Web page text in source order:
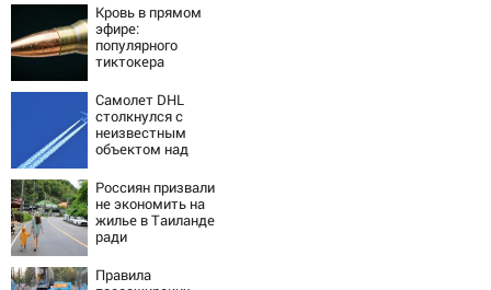
Кровь в прямом
эфире:
популярного
тиктокера
ресторана
Самолет DHL
столкнулся с
неизвестным
объектом над
Новости на
Вести.ru
Россиян призвали
не экономить на
жилье в Таиланде
ради
Правила